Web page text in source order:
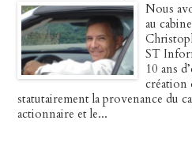
Nous
au
ST
10 ans
création
statutairement la provenance du
actionnaire et le...